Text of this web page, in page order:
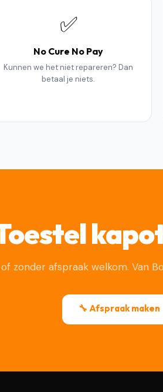
✅
No Cure No Pay
Kunnen we het niet repareren? Dan
betaal je niets.
zonder afspraak welkom. Van
🔧 Afspraak maken